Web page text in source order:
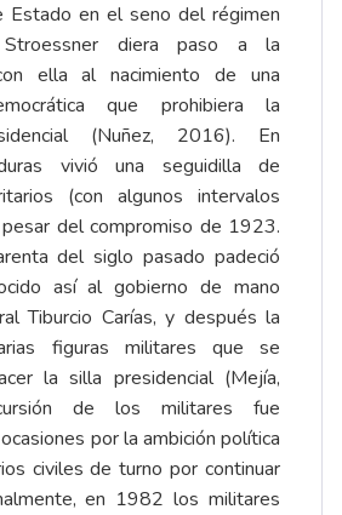
Estado en el seno del régimen
diera paso a la
ella al nacimiento de una
que prohibiera la
(Nuñez, 2016). En
vivió una seguidilla de
(con algunos intervalos
del compromiso de 1923.
del siglo pasado padeció
así al gobierno de mano
Tiburcio Carías, y después la
figuras militares que se
la silla presidencial (Mejía,
de los militares fue
por la ambición política
civiles de turno por continuar
en 1982 los militares